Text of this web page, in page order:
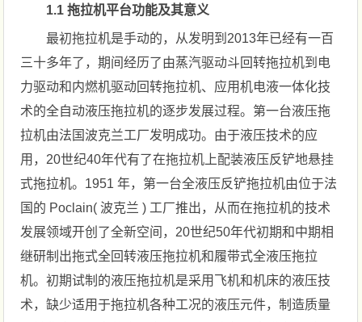
1.1 拖拉机平台功能及其意义
最初拖拉机是手动的，从发明到2013年已经有一百
三十多年了，期间经历了由蒸汽驱动斗回转拖拉机到电
力驱动和内燃机驱动回转拖拉机、应用机电液一体化技
术的全自动液压拖拉机的逐步发展过程。第一台液压拖
拉机由法国波克兰工厂发明成功。由于液压技术的应
用，20世纪40年代有了在拖拉机上配装液压反铲地悬挂
式拖拉机。1951 年，第一台全液压反铲拖拉机由位于法
国的 Poclain( 波克兰 ) 工厂推出，从而在拖拉机的技术
发展领域开创了全新空间，20世纪50年代初期和中期相
继研制出拖式全回转液压拖拉机和履带式全液压拖拉
机。初期试制的液压拖拉机是采用飞机和机床的液压技
术，缺少适用于拖拉机各种工况的液压元件，制造质量